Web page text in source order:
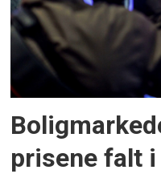
prisene falt